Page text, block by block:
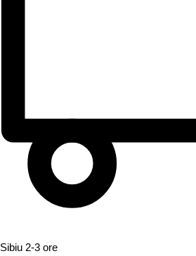
Sibiu 2-3 ore